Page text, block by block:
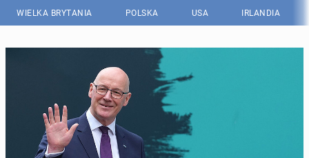
WIELKA BRYTANIA POLSKA USA IRLANDIA